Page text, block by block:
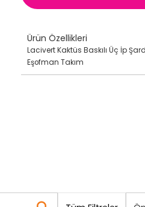
Ürün Özellikleri
Lacivert Kaktüs Baskılı Üç İp
Eşofman Takım